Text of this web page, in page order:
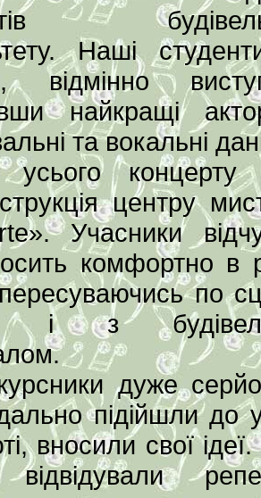
Наші
відмінно
найкращі
та вокальні
концерту
центру
Учасники
комфортно в
пересуваючись по
і з
дуже
підійшли до
вносили свої